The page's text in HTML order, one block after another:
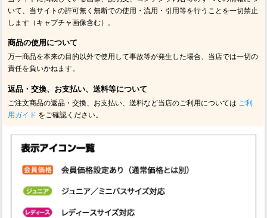
いて、当サイトの許可無く無断での使用・流用・引用等を行うことを一切禁止
します（キャプチャ画像含む）。
商品の使用について
万一商品を本来の目的以外で使用して事故等が発生した場合、当店では一切の
責任を負いかねます。
返品・交換、お支払い、送料等について
ご注文商品の返品・交換、お支払い、送料など当店のご利用については ご利
用ガイド をご確認ください。